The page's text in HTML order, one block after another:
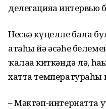
делегацияға интервью
Нескә күңелле бала
атаһы йә әсәһе
ҡалаға киткәндә лә,
хатта температураһы
– Мәктәп-интернатта